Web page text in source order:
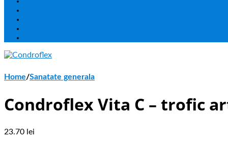
Home/Sanatate generala
Condroflex Vita C – trofic
23.70 lei